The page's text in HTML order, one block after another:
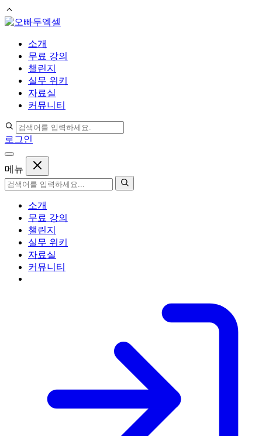
컨
소개
무료 강의
챌린지
실무 위키
자료실
커뮤니티
로그인
메뉴
소개
무료 강의
챌린지
실무 위키
자료실
커뮤니티